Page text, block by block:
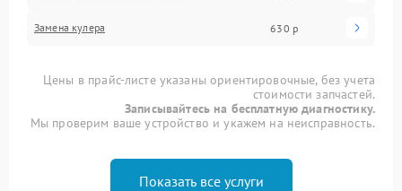
Замена кулера 630 р
Цены в прайс-листе указаны ориентировочные, без учета
стоимости запчастей.
Записывайтесь на бесплатную диагностику.
Мы проверим ваше устройство и укажем на неисправность.
Показать все услуги